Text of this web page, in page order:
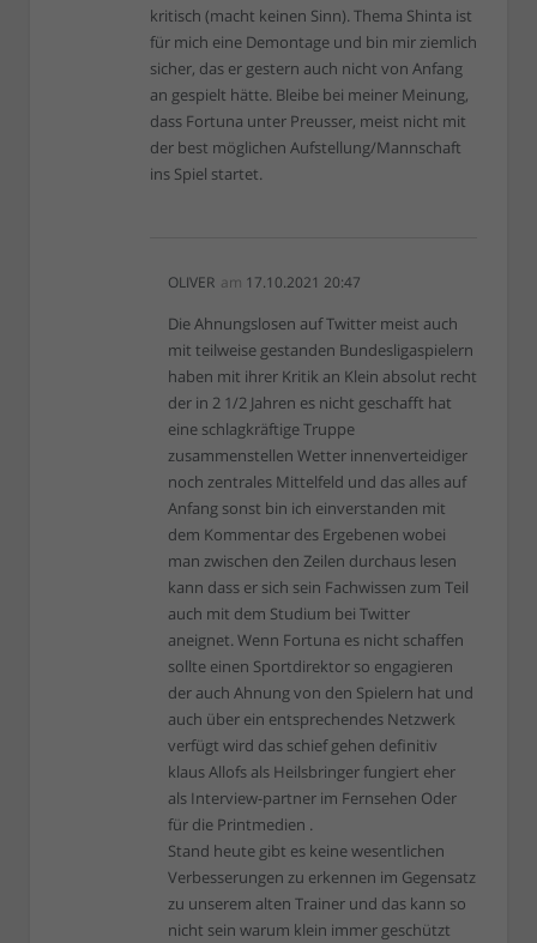
kritisch (macht keinen Sinn). Thema Shinta ist
für mich eine Demontage und bin mir ziemlich
sicher, das er gestern auch nicht von Anfang
an gespielt hätte. Bleibe bei meiner Meinung,
dass Fortuna unter Preusser, meist nicht mit
der best möglichen Aufstellung/Mannschaft
ins Spiel startet.
OLIVER am 17.10.2021 20:47
Die Ahnungslosen auf Twitter meist auch
mit teilweise gestanden Bundesligaspielern
haben mit ihrer Kritik an Klein absolut recht
der in 2 1/2 Jahren es nicht geschafft hat
eine schlagkräftige Truppe
zusammenstellen Wetter innenverteidiger
noch zentrales Mittelfeld und das alles auf
Anfang sonst bin ich einverstanden mit
dem Kommentar des Ergebenen wobei
man zwischen den Zeilen durchaus lesen
kann dass er sich sein Fachwissen zum Teil
auch mit dem Studium bei Twitter
aneignet. Wenn Fortuna es nicht schaffen
sollte einen Sportdirektor so engagieren
der auch Ahnung von den Spielern hat und
auch über ein entsprechendes Netzwerk
verfügt wird das schief gehen definitiv
klaus Allofs als Heilsbringer fungiert eher
als Interview-partner im Fernsehen Oder
für die Printmedien .
Stand heute gibt es keine wesentlichen
Verbesserungen zu erkennen im Gegensatz
zu unserem alten Trainer und das kann so
nicht sein warum klein immer geschützt